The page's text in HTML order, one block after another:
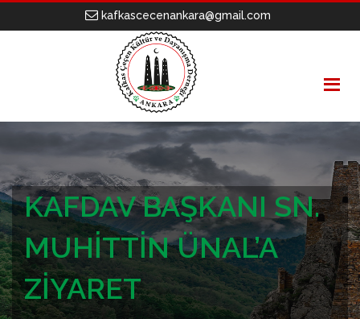
kafkascecenankara@gmail.com
KAFDAV BAŞKANI SN.
MUHITTIN ÜNAL’A
ZIYARET